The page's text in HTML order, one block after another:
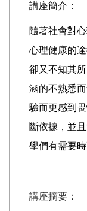
講座簡介：
隨著社會對
心理健康的
卻又不知其
涵的不熟悉
驗而更感到
斷依據，並
學們有需要
講座摘要 ：